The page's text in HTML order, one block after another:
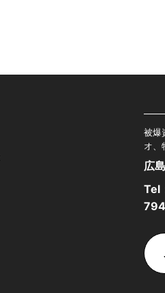
被爆
オ、
広
Tel